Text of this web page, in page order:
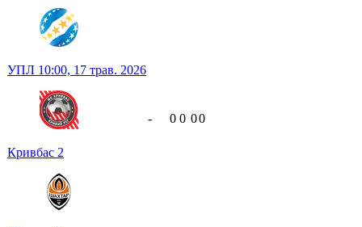
УПЛ 10:00, 17 трав. 2026
Кривбас 2
- 0 0 00